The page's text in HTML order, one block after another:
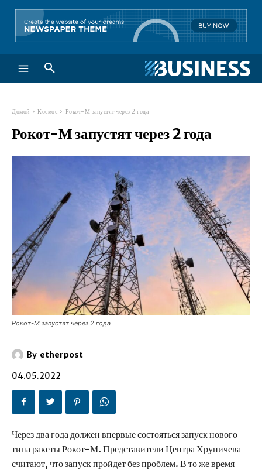
Домой Космос Рокот-М запустят через 2 года
Рокот-М запустят через 2 года
Рокот-М запустят через 2 года
By etherpost
04.05.2022
Через два года должен впервые состояться запуск нового
типа ракеты Рокот-М. Представители Центра Хруничева
считают, что запуск пройдет без проблем. В то же время